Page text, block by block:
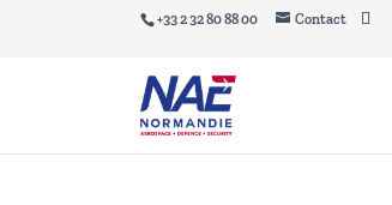
+33 2 32 80 88 00 Contact